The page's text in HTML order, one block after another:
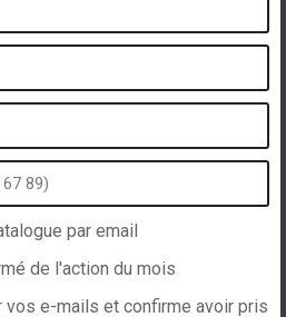
par email
de l'action du mois
e-mails et confirme avoir pris